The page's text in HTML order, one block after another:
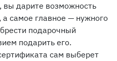
вы дарите возможность
самое главное — нужного
подарочный
подарить его.
сам выберет